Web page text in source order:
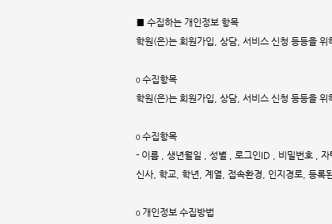
■ 수집하는 개인정보 항목
학원(은)는 회원가입, 상담, 서비스 신청 등등을 위
ο 수집항목
학원(은)는 회원가입, 상담, 서비스 신청 등등을 위
ο 수집항목
- 이름 , 생년월일 , 성별 , 로그인ID , 비밀번호 ,
신사, 학교, 학년, 계열, 접속환경, 인지경로, 등록
ο 개인정보 수집방법